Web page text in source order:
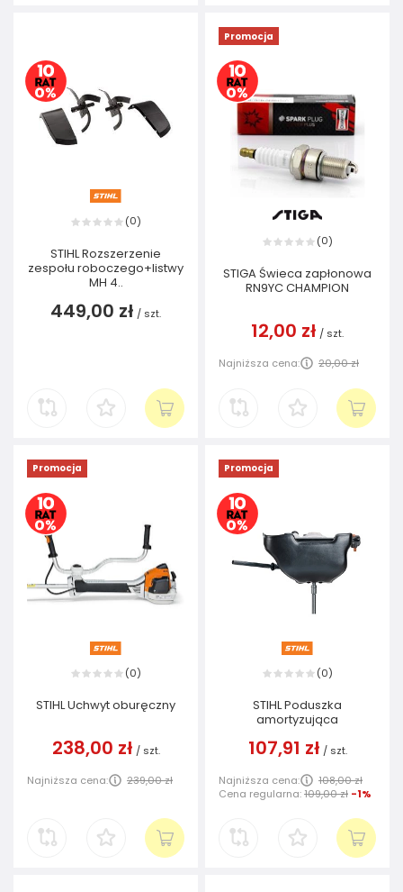
(0)
STIHL Rozszerzenie
zespołu roboczego+listwy
MH 4..
449,00 zł / szt.
Promocja
(0)
STIGA Świeca zapłonowa
RN9YC CHAMPION
12,00 zł / szt.
Najniższa cena: 20,00 zł
Promocja
(0)
STIHL Uchwyt oburęczny
238,00 zł / szt.
Najniższa cena: 239,00 zł
Promocja
(0)
STIHL Poduszka
amortyzująca
107,91 zł / szt.
Najniższa cena:
108,00 zł
Cena regularna:109,00 zł -1%